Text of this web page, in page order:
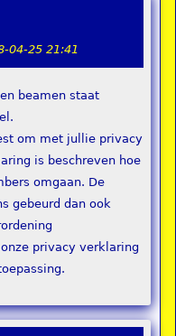
04-25 21:41
beamen staat
om met jullie privacy
is beschreven hoe
omgaan. De
gebeurd dan ook
privacy verklaring